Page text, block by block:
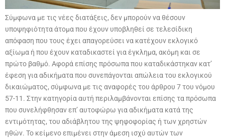
Σύμφωνα με τις νέες διατάξεις, δεν μπορούν να θέσουν
υποψηφιότητα άτομα που έχουν υποβληθεί σε τελεσίδικη
απόφαση που τους έχει απαγορεύσει να κατέχουν εκλογικό
αξίωμα ή που έχουν καταδικαστεί για έγκλημα, ακόμη και σε
πρώτο βαθμό. Αφορά επίσης πρόσωπα που καταδικάστηκαν κατ’
έφεση για αδικήματα που συνεπάγονται απώλεια του εκλογικού
δικαιώματος, σύμφωνα με τις αναφορές του άρθρου 7 του νόμου
57-11. Στην κατηγορία αυτή περιλαμβάνονται επίσης τα πρόσωπα
που συνελήφθησαν επ’ αυτοφώρω για αδικήματα κατά της
εντιμότητας, του αδιάβλητου της ψηφοφορίας ή των χρηστών
ηθών. Το κείμενο επιμένει στην άμεση ισχύ αυτών των